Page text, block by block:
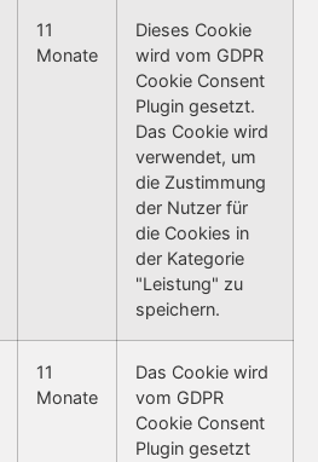
11
Monate
Dieses Cookie
wird vom GDPR
Cookie Consent
Plugin gesetzt.
Das Cookie wird
verwendet, um
die Zustimmung
der Nutzer für
die Cookies in
der Kategorie
"Leistung" zu
speichern.
11
Monate
Das Cookie wird
vom GDPR
Cookie Consent
Plugin gesetzt